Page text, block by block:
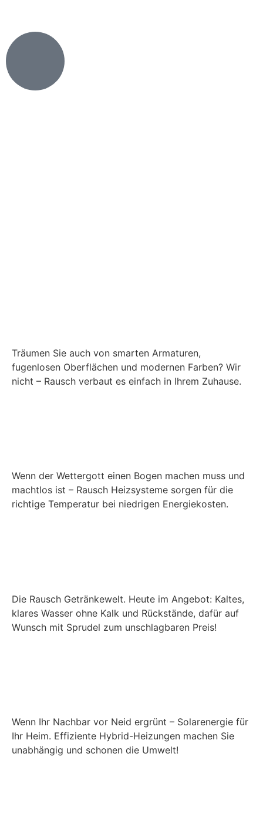
Träumen Sie auch von smarten Armaturen,
fugenlosen Oberflächen und modernen Farben? Wir
nicht – Rausch verbaut es einfach in Ihrem Zuhause.
Wenn der Wettergott einen Bogen machen muss und
machtlos ist – Rausch Heizsysteme sorgen für die
richtige Temperatur bei niedrigen Energiekosten.
Die Rausch Getränkewelt. Heute im Angebot: Kaltes,
klares Wasser ohne Kalk und Rückstände, dafür auf
Wunsch mit Sprudel zum unschlagbaren Preis!
Wenn Ihr Nachbar vor Neid ergrünt – Solarenergie für
Ihr Heim. Effiziente Hybrid-Heizungen machen Sie
unabhängig und schonen die Umwelt!